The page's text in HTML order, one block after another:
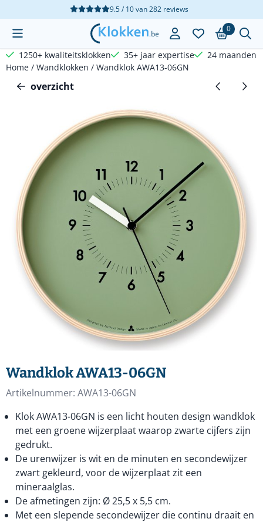
Cookievoorkeuren zijn beschikbaar. Kies instellingen of sta
9.5 / 10van282reviews
0
1250+ kwaliteitsklokken 35+ jaar expertise
24 maanden
Home / Wandklokken / Wandklok AWA13-06GN
overzicht
Wandklok AWA13-06GN
Artikelnummer: AWA13-06GN
Klok AWA13-06GN is een licht houten design wandklok
met een groene wijzerplaat waarop zwarte cijfers zijn
gedrukt.
De urenwijzer is wit en de minuten en secondewijzer
zwart gekleurd, voor de wijzerplaat zit een
mineraalglas.
De afmetingen zijn: Ø 25,5 x 5,5 cm.
Met een slepende secondewijzer die continu draait en